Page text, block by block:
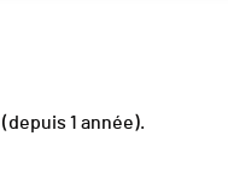
(depuis 1 année).